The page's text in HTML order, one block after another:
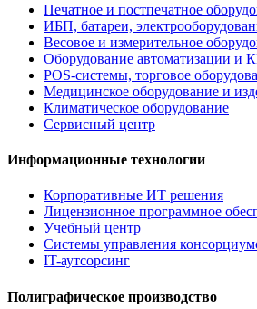
Печатное и постпечатное
ИБП, батареи,
Весовое и измерительное
Оборудование автоматизации и
POS-системы, торговое
Медицинское оборудование и
Климатическое оборудование
Сервисный центр
Информационные технологии
Корпоративные ИТ решения
Лицензионное программное
Учебный центр
Системы управления
IT-аутсорсинг
Полиграфическое производство